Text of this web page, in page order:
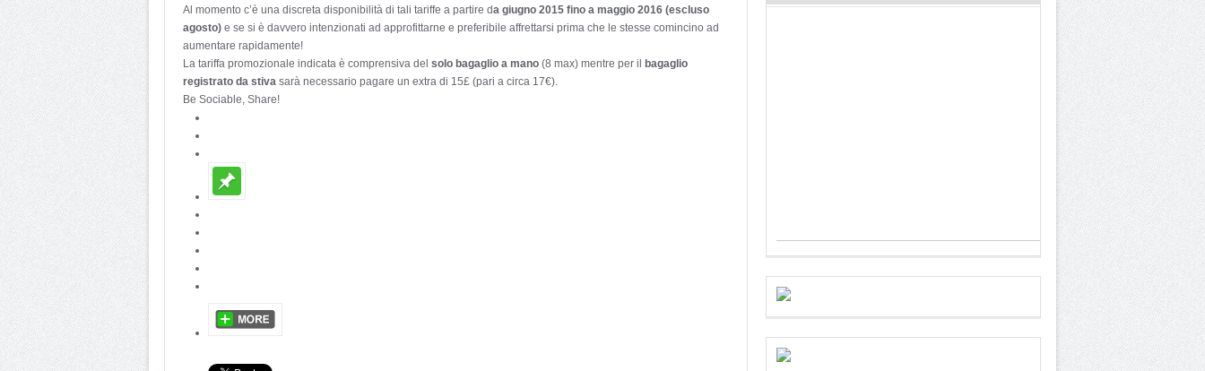
Al momento c’è una discreta disponibilità di tali tariffe a partire da giugno 2015 fino a maggio 2016 (escluso
agosto) e se si è davvero intenzionati ad approfittarne e preferibile affrettarsi prima che le stesse comincino ad
aumentare rapidamente!
La tariffa promozionale indicata è comprensiva del solo bagaglio a mano (8 max) mentre per il
bagaglio
registrato da stiva sarà necessario pagare un extra di 15£ (pari a circa 17€).
Be Sociable, Share!